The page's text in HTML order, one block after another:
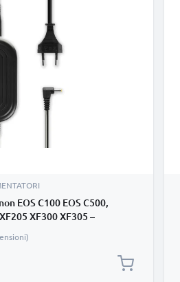
EOS C100 EOS C500,
XF300 XF305 –
(3m cavo di ricarica – 8.4V,
da subtel